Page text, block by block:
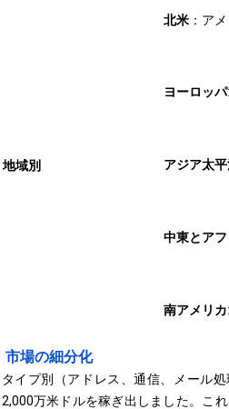
地域別
北米：ア
ヨーロッパ
アジア太
中東とア
南アメリカ
市場の細分化
タイプ別（アドレス、通信、メール
2,000万米ドルを稼ぎ出しました。こ